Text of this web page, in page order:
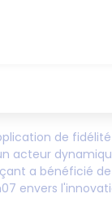
de
acteur
a bénéficié
envers